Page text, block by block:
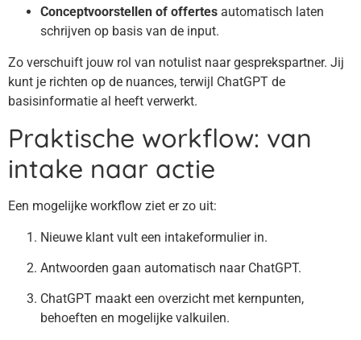
Conceptvoorstellen of offertes automatisch laten
schrijven op basis van de input.
Zo verschuift jouw rol van notulist naar gesprekspartner. Jij
kunt je richten op de nuances, terwijl ChatGPT de
basisinformatie al heeft verwerkt.
Praktische workflow: van
intake naar actie
Een mogelijke workflow ziet er zo uit:
Nieuwe klant vult een intakeformulier in.
Antwoorden gaan automatisch naar ChatGPT.
ChatGPT maakt een overzicht met kernpunten,
behoeften en mogelijke valkuilen.